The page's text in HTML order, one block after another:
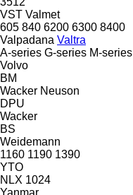
VST Valmet
605 840 6200 6300 8400
Valpadana Valtra
A-series G-series M-series
Volvo
BM
Wacker Neuson
DPU
Wacker
BS
Weidemann
1160 1190 1390
YTO
NLX 1024
Yanmar